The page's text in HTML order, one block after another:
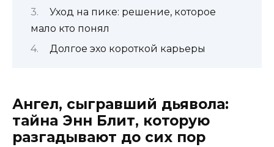
Уход на пике: решение, которое
мало кто понял
Долгое эхо короткой карьеры
Ангел, сыгравший дьявола:
тайна Энн Блит, которую
разгадывают до сих пор